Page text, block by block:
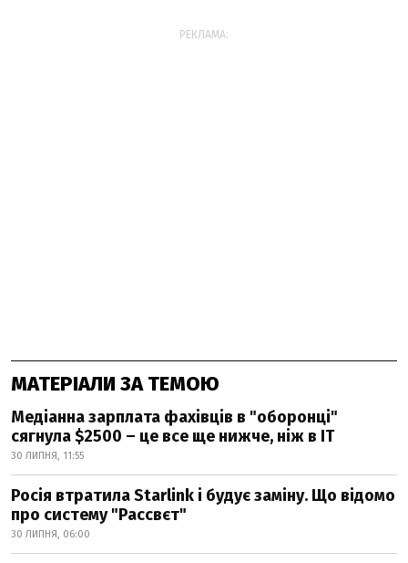
РЕКЛАМА:
МАТЕРІАЛИ ЗА ТЕМОЮ
Медіанна зарплата фахівців в "оборонці"
сягнула $2500 – це все ще нижче, ніж в IT
30 ЛИПНЯ, 11:55
Росія втратила Starlink і будує заміну. Що відомо
про систему "Рассвєт"
30 ЛИПНЯ, 06:00